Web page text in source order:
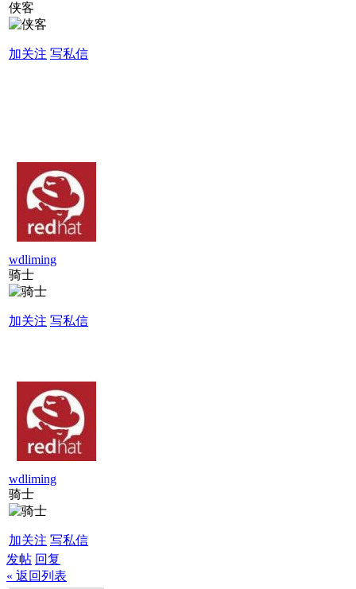
侠客
加关注 写私信
wdliming
骑士
加关注 写私信
wdliming
骑士
加关注 写私信
发帖 回复
« 返回列表